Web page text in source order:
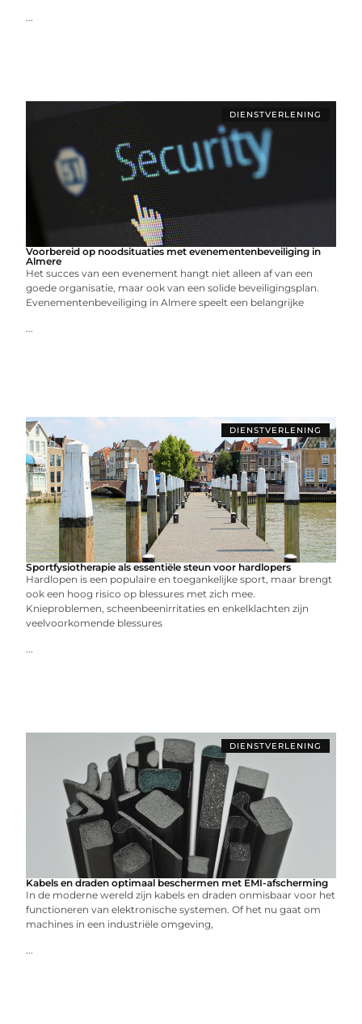
...
DIENSTVERLENING
Voorbereid op noodsituaties met evenementenbeveiliging in
Almere
Het succes van een evenement hangt niet alleen af van een
goede organisatie, maar ook van een solide beveiligingsplan.
Evenementenbeveiliging in Almere speelt een belangrijke
...
DIENSTVERLENING
Sportfysiotherapie als essentiële steun voor hardlopers
Hardlopen is een populaire en toegankelijke sport, maar brengt
ook een hoog risico op blessures met zich mee.
Knieproblemen, scheenbeenirritaties en enkelklachten zijn
veelvoorkomende blessures
...
DIENSTVERLENING
Kabels en draden optimaal beschermen met EMI-afscherming
In de moderne wereld zijn kabels en draden onmisbaar voor het
functioneren van elektronische systemen. Of het nu gaat om
machines in een industriële omgeving,
...